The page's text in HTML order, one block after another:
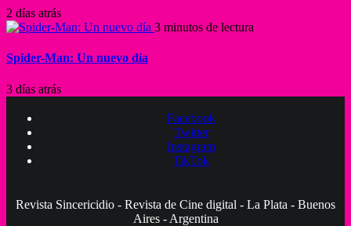
2 días atrás
3 minutos de lectura
Spider-Man: Un nuevo día
3 días atrás
Facebook
Twitter
Instagram
TikTok
Revista Sincericidio - Revista de Cine digital - La Plata - Buenos
Aires - Argentina